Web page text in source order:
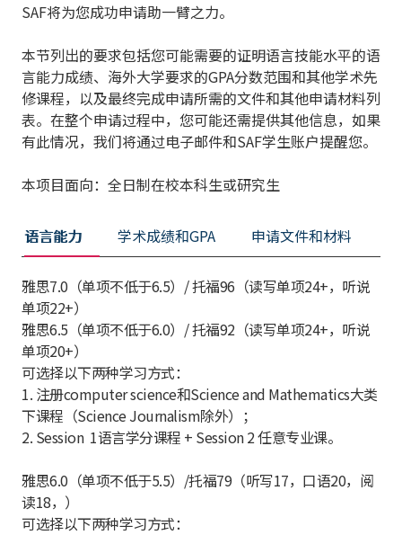
SAF将为您成功申请助一臂之力。
本节列出的要求包括您可能需要的证明语言技能水平的语
言能力成绩、海外大学要求的GPA分数范围和其他学术先
修课程，以及最终完成申请所需的文件和其他申请材料列
表。在整个申请过程中，您可能还需提供其他信息，如果
有此情况，我们将通过电子邮件和SAF学生账户提醒您。
本项目面向：全日制在校本科生或研究生
语言能力 学术成绩和GPA 申请文件和材料
雅思7.0（单项不低于6.5）/ 托福96（读写单项24+，听说
单项22+）
雅思6.5（单项不低于6.0）/ 托福92（读写单项24+，听说
单项20+）
可选择以下两种学习方式：
1. 注册computer science和Science and Mathematics大类
下课程（Science Journalism除外）；
2. Session 1语言学分课程 + Session 2 任意专业课。
雅思6.0（单项不低于5.5）/托福79（听写17，口语20，阅
读18，）
可选择以下两种学习方式：